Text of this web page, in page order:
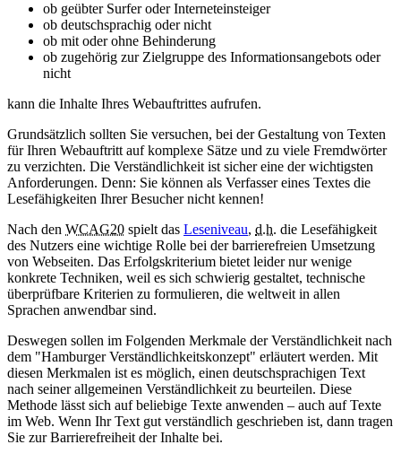
ob geübter Surfer oder Interneteinsteiger
ob deutschsprachig oder nicht
ob mit oder ohne Behinderung
ob zugehörig zur Zielgruppe des Informationsangebots oder
nicht
kann die Inhalte Ihres Webauftrittes aufrufen.
Grundsätzlich sollten Sie versuchen, bei der Gestaltung von Texten
für Ihren Webauftritt auf komplexe Sätze und zu viele Fremdwörter
zu verzichten. Die Verständlichkeit ist sicher eine der wichtigsten
Anforderungen. Denn: Sie können als Verfasser eines Textes die
Lesefähigkeiten Ihrer Besucher nicht kennen!
Nach den WCAG20 spielt das Leseniveau, d.h. die Lesefähigkeit
des Nutzers eine wichtige Rolle bei der barrierefreien Umsetzung
von Webseiten. Das Erfolgskriterium bietet leider nur wenige
konkrete Techniken, weil es sich schwierig gestaltet, technische
überprüfbare Kriterien zu formulieren, die weltweit in allen
Sprachen anwendbar sind.
Deswegen sollen im Folgenden Merkmale der Verständlichkeit nach
dem "Hamburger Verständlichkeitskonzept" erläutert werden. Mit
diesen Merkmalen ist es möglich, einen deutschsprachigen Text
nach seiner allgemeinen Verständlichkeit zu beurteilen. Diese
Methode lässt sich auf beliebige Texte anwenden – auch auf Texte
im Web. Wenn Ihr Text gut verständlich geschrieben ist, dann tragen
Sie zur Barrierefreiheit der Inhalte bei.